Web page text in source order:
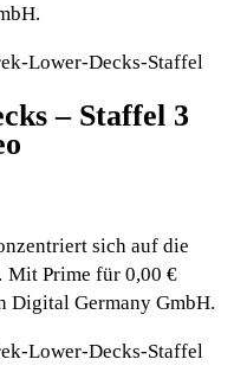
Lower-Decks-Staffel
– Staffel 3
sich auf die
Mit Prime für 0,00 €
Digital Germany GmbH.
Lower-Decks-Staffel